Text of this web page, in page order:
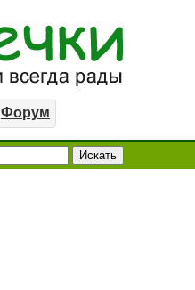
Форум